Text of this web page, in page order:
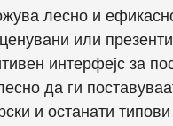
лесно и
или
интерфејс за
да ги
и останати